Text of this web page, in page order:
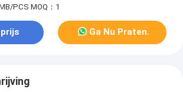
PCS MOQ：1
Ga Nu Praten.